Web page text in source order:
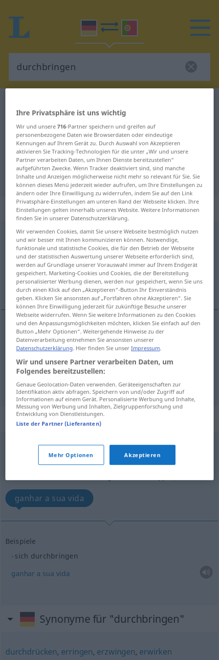
Deutsch-Portugiesisch
Übersetzung für "durchbringen"
"durchbringen" Portugiesisch
Übersetzung
„durchbringen“: transitives Verb
durchbringen v/t
Übersicht aller Übersetzungen
(Für mehr Details die Übersetzung anklicken/antippen)
fazer passar, conseguir salvar, dissipar
fazerpassar durchbringenKandidaten, Gesetz
conseguir salvar durchbringenKranke
dissipar durchbringenGeld
„durchbringen“
durchbringenv/t
Übersicht aller Übersetzungen
(Für mehr Details die Übersetzung anklicken/antippen)
ganhar a sua vida
Beispiele
sich durchbringen
ganhar a sua vida
Synonyme für "durchbringen"
durchdrücken, erringen, erzwingen, erwirken
Ihre Privatsphäre ist uns wichtig
Wir und unsere716-Partner speichern und greifen auf
personenbezogene Daten wie Browserdaten oder eindeutige
Kennungen auf Ihrem Gerät zu. Durch Auswahl von Akzeptieren
aktivieren Sie Tracking-Technologien für die unter „Wir und unsere
Partner verarbeiten Daten, um Ihnen Dienste bereitzustellen“
aufgeführten Zwecke. Wenn Tracker deaktiviert sind, sind manche
Inhalte und Anzeigen möglicherweise nicht mehr so relevant für Sie. Sie
können dieses Menü jederzeit wieder aufrufen, um Ihre Einstellungen zu
ändern oder Ihre Einwilligung zu widerrufen, indem Sie auf den Link
Privatsphäre-Einstellungen am unteren Rand der Webseite klicken. Ihre
Einstellungen gelten innerhalb unseres Website. Weitere Informationen
finden Sie in unserer Datenschutzerklärung.
Wir verwenden Cookies, damit Sie unsere Webseite bestmöglich nutzen
und wir besser mit Ihnen kommunizieren können. Notwendige,
funktionale und statistische Cookies, die für den Betrieb der Webseite
und der statistischen Auswertung unserer Webseite erforderlich sind,
werden auf Grundlage unserer Vorauswahl immer auf Ihrem Endgerät
gespeichert. Marketing-Cookies und Cookies, die der Bereitstellung
personalisierter Werbung dienen, werden nur gespeichert, wenn Sie uns
durch einen Klick auf den „Akzeptieren“-Button Ihr Einverständnis
geben. Klicken Sie ansonsten auf „Fortfahren ohne Akzeptieren“. Sie
können Ihre Einwilligung jederzeit für zukünftige Besuche unserer
Webseite widerrufen. Wenn Sie weitere Informationen zu den Cookies
und den Anpassungsmöglichkeiten möchten, klicken Sie einfach auf den
Button „Mehr Optionen“. Weitergehende Hinweise zu der
Datenverarbeitung entnehmen Sie ansonsten unserer
Datenschutzerklärung. Hier finden Sie unserImpressum.
Wir und unsere Partner verarbeiten Daten, um
Folgendes bereitzustellen:
Genaue Geolocation-Daten verwenden. Geräteeigenschaften zur
Identifikation aktiv abfragen. Speichern von und/oder Zugriff auf
Informationen auf einem Gerät. Personalisierte Werbung und Inhalte,
Messung von Werbung und Inhalten, Zielgruppenforschung und
Entwicklung von Dienstleistungen.
Liste der Partner (Lieferanten)
Mehr Optionen Akzeptieren